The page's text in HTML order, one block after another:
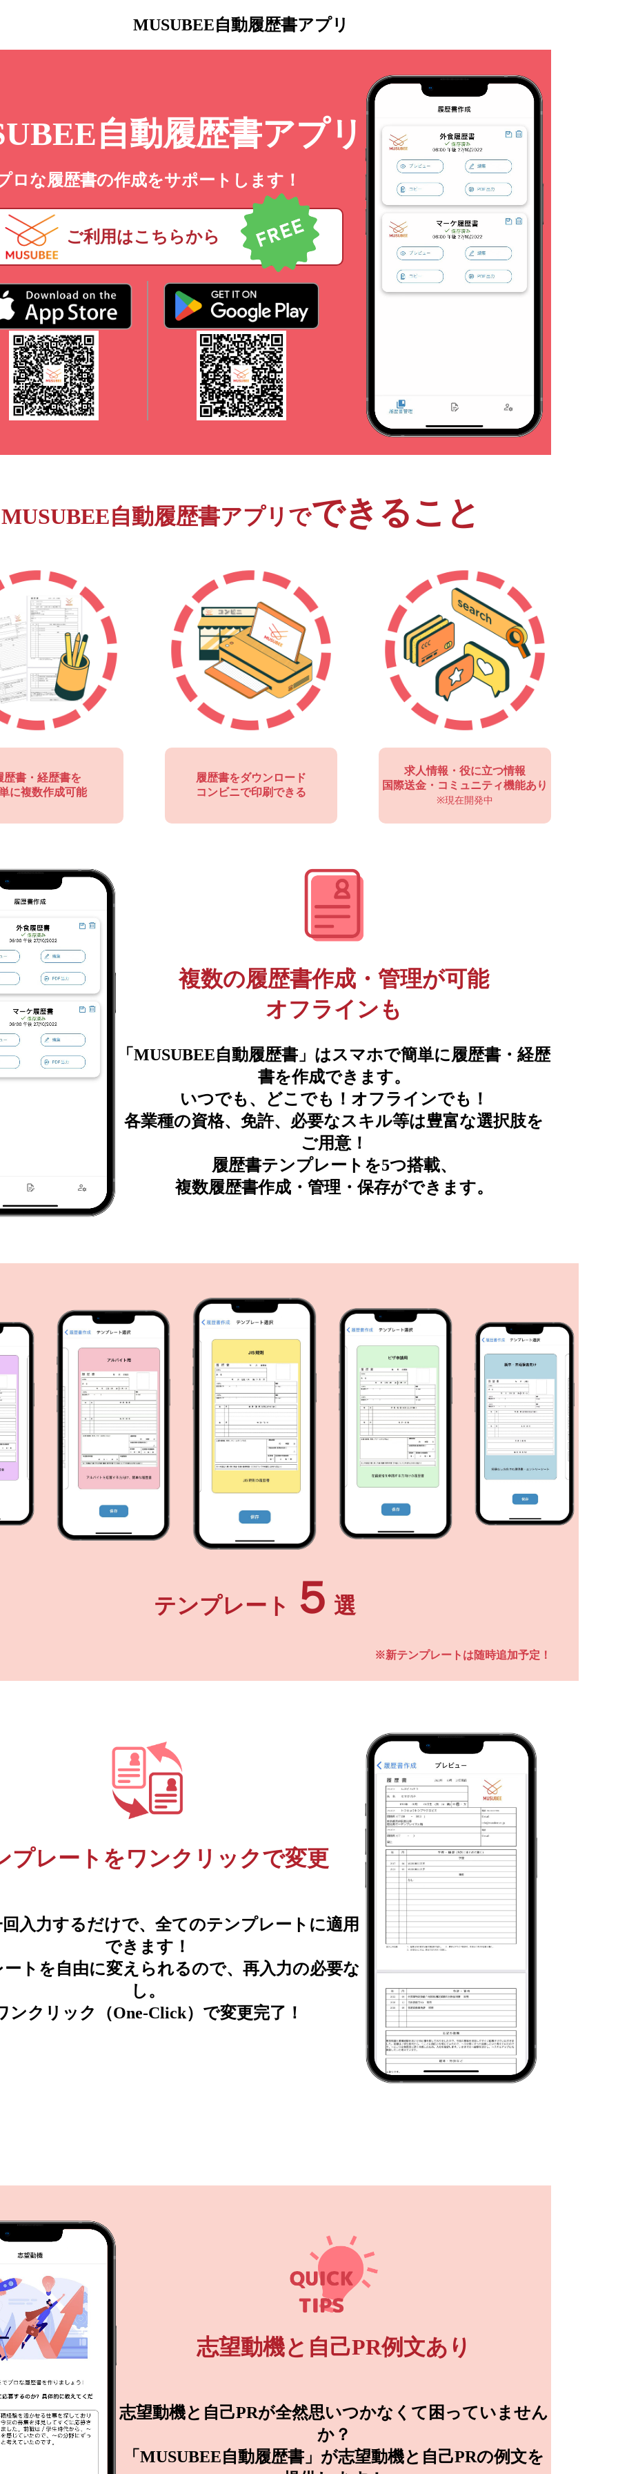
MUSUBEE自動履歴書アプリ
自動履歴書アプリ
ロな履歴書の作成をサポートします！
ご利用はこちらから
MUSUBEE自動履歴書アプリでできること
歴書・経歴書を
に複数作成可能
履歴書をダウンロード
コンビニで印刷できる
求人情報・役に立つ情報
国際送金・コミュニティ機能あり
※現在開発中
複数の履歴書作成・管理が可能
オフラインも
「MUSUBEE自動履歴書」はスマホで簡単に履歴書・経歴
書を作成できます。
いつでも、どこでも！オフラインでも！
各業種の資格、免許、必要なスキル等は豊富な選択肢を
ご用意！
履歴書テンプレートを5つ搭載、
複数履歴書作成・管理・保存ができます。
テンプレート ５ 選
※新テンプレートは随時追加予定！
プレートをワンクリックで変更
入力するだけで、全てのテンプレートに適用
できます！
トを自由に変えられるので、再入力の必要な
し。
ンクリック（One-Click）で変更完了！
志望動機と自己PR例文あり
志望動機と自己PRが全然思いつかなくて困っていません
か？
「MUSUBEE自動履歴書」が志望動機と自己PRの例文を